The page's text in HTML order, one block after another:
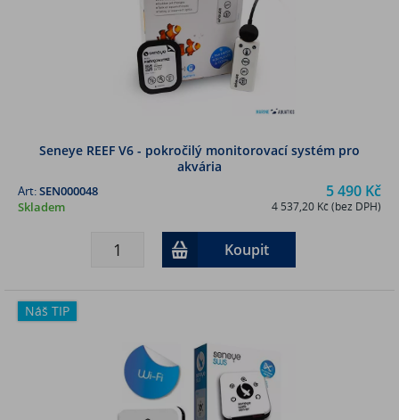
Seneye REEF V6 - pokročilý monitorovací systém pro
akvária
5 490 Kč
4 537,20 Kč (bez DPH)
Art:SEN000048
Skladem
Koupit
Náš TIP